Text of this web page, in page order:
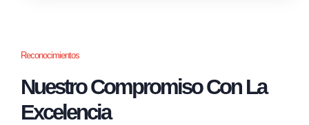
Reconocimientos
Nuestro Compromiso Con La
Excelencia